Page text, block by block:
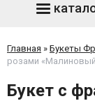
Главная » Букеты
розами
Букет с